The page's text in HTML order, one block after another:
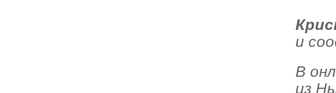
и
В
из